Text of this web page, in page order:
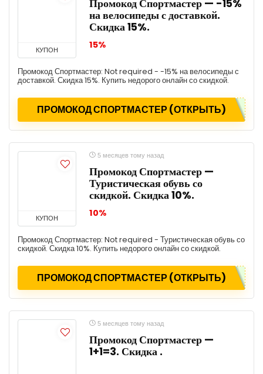
КУПОН
Промокод Спортмастер — -15%
на велосипеды с доставкой.
Скидка 15%.
15%
Промокод Спортмастер: Not required - -15% на велосипеды с
доставкой. Скидка 15%. Купить недорого онлайн со скидкой.
ПРОМОКОД СПОРТМАСТЕР (ОТКРЫТЬ)
КУПОН
5 месяцев тому назад
Промокод Спортмастер —
Туристическая обувь со
скидкой. Скидка 10%.
10%
Промокод Спортмастер: Not required - Туристическая обувь со
скидкой. Скидка 10%. Купить недорого онлайн со скидкой.
ПРОМОКОД СПОРТМАСТЕР (ОТКРЫТЬ)
5 месяцев тому назад
Промокод Спортмастер —
1+1=3. Скидка .